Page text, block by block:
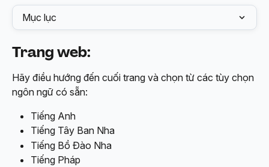
Mục lục
Trang web:
Hãy điều hướng đến cuối trang và chọn từ các tùy chọn
ngôn ngữ có sẵn:
Tiếng Anh
Tiếng Tây Ban Nha
Tiếng Bồ Đào Nha
Tiếng Pháp